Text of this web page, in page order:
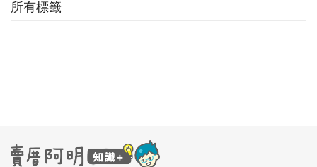
所有標籤